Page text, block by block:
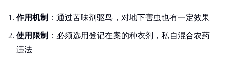
作用机制 ：通过苦味剂驱鸟，对地下害虫也有一定效果
使用限制 ：必须选用登记在案的种衣剂，私自混合农药
违法